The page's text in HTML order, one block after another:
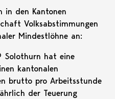
in den Kantonen
Volksabstimmungen
Mindestlöhne an:
Solothurn hat eine
kantonalen
brutto pro Arbeitsstunde
der Teuerung